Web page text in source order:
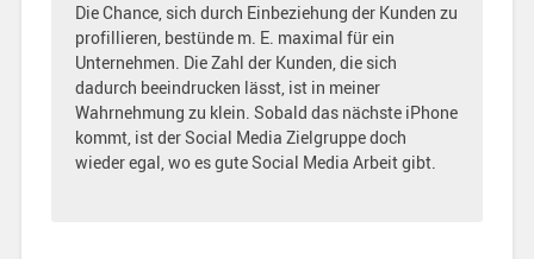
Die Chance, sich durch Einbeziehung der Kunden zu
profillieren, bestünde m. E. maximal für ein
Unternehmen. Die Zahl der Kunden, die sich
dadurch beeindrucken lässt, ist in meiner
Wahrnehmung zu klein. Sobald das nächste iPhone
kommt, ist der Social Media Zielgruppe doch
wieder egal, wo es gute Social Media Arbeit gibt.